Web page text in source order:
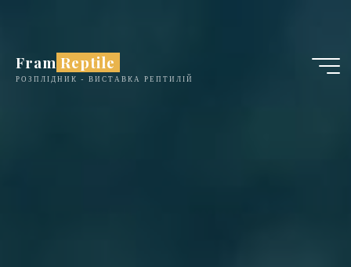
Fram Reptile
РОЗПЛІДНИК - ВИСТАВКА РЕПТИЛІЙ